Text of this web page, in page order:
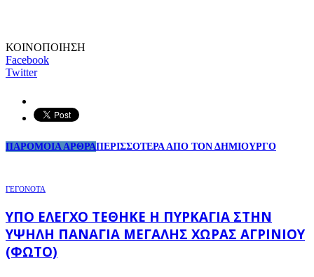
ΚΟΙΝΟΠΟΙΗΣΗ
Facebook
Twitter
ΠΑΡΟΜΟΙΑ ΑΡΘΡΑΠΕΡΙΣΣΟΤΕΡΑ ΑΠΟ ΤΟΝ ΔΗΜΙΟΥΡΓΟ
ΓΕΓΟΝΟΤΑ
ΥΠΌ ΈΛΕΓΧΟ ΤΈΘΗΚΕ Η ΠΥΡΚΑΓΙΆ ΣΤΗΝ
ΥΨΗΛΉ ΠΑΝΑΓΙΆ ΜΕΓΆΛΗΣ ΧΏΡΑΣ ΑΓΡΙΝΊΟΥ
(ΦΩΤΌ)